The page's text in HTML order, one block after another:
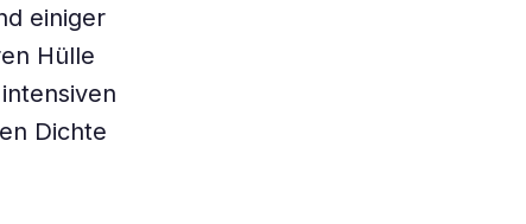
einiger
Hülle
Dichte